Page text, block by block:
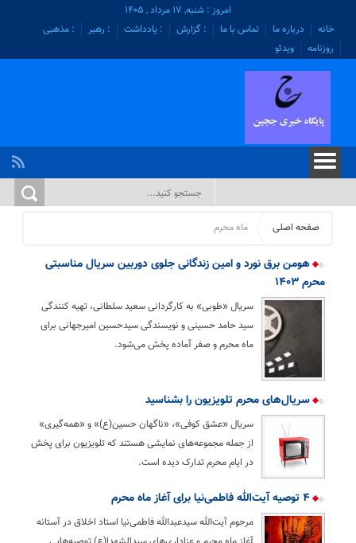
امروز : شنبه, ۱۷ مرداد , ۱۴۰۵
خانه
درباره ما تماس با ما : گزارش : یادداشت : رهبر
: مذهبی
روزنامه
ویدئو
صفحه اصلی ماه محرم
هومن برق نورد و امین زندگانی جلوی دوربین سریال مناسبتی
محرم ۱۴۰۳
سریال «طوبی» به کارگردانی سعید سلطانی، تهیه کنندگی
سید حامد حسینی و نویسندگی سیدحسین امیرجهانی برای
ماه محرم و صفر آماده پخش می‌شود.
سریال‌های محرم تلویزیون را بشناسید
سریال «عشق کوفی»، «ناگهان حسین(ع)» و «همه‌گیری»
از جمله مجموعه‌های نمایشی هستند که تلویزیون برای پخش
در ایام محرم تدارک دیده است.
۴ توصیه آیت‌الله فاطمی‌نیا برای آغاز ماه محرم
مرحوم آیت‌الله سیدعبدالله فاطمی‌نیا استاد اخلاق در آستانه